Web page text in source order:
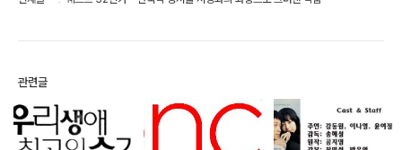
관련글